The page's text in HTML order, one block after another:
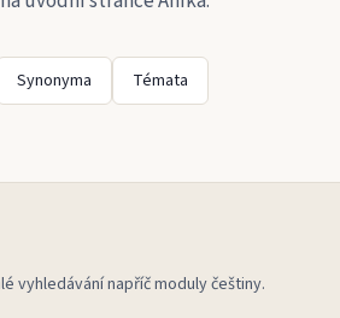
Synonyma Témata
vyhledávání napříč moduly češtiny.